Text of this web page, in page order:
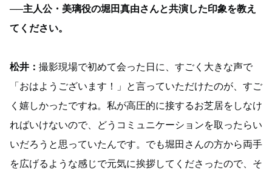
──主人公・美璃役の堀田真由さんと共演した印象を教え
てください。
松井： 撮影現場で初めて会った日に、すごく大きな声で
「おはようございます！」と言っていただけたのが、すご
く嬉しかったですね。私が高圧的に接するお芝居をしなけ
ればいけないので、どうコミュニケーションを取ったらい
いだろうと思っていたんです。でも堀田さんの方から両手
を広げるような感じで元気に挨拶してくださったので、そ